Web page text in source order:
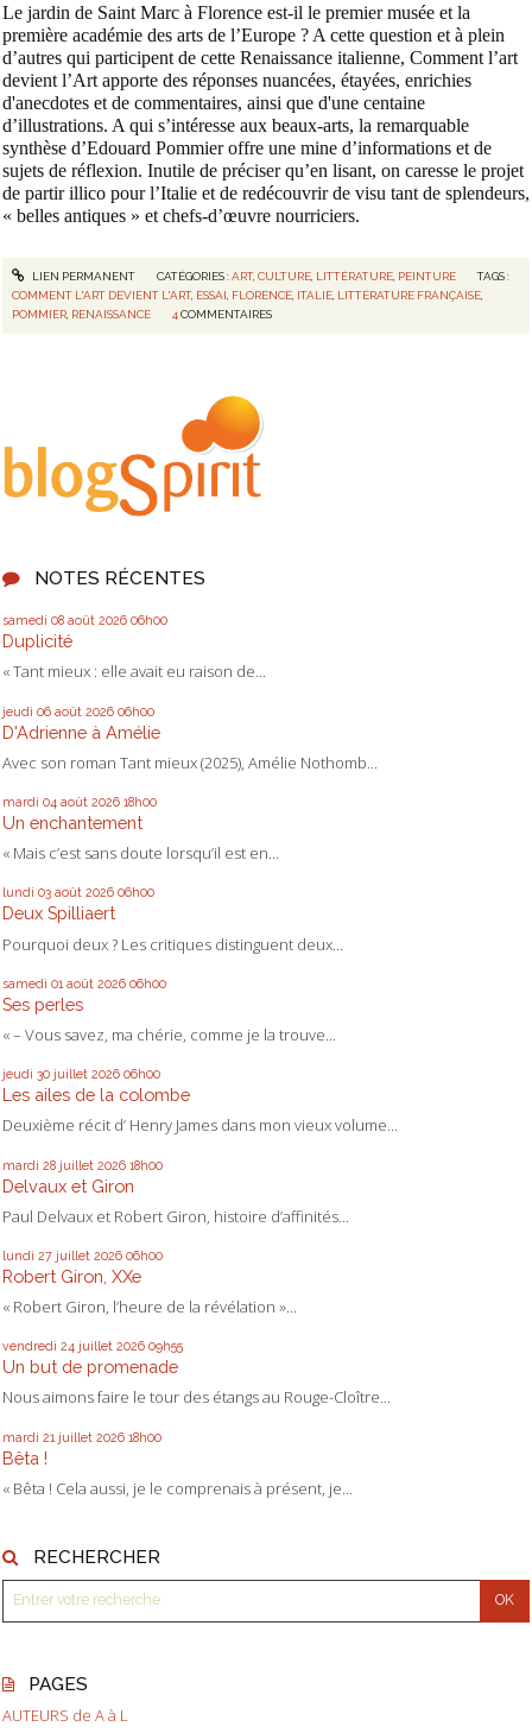
NOTES RÉCENTES
samedi 08 août 2026 06h00
Duplicité
« Tant mieux : elle avait eu raison de...
jeudi 06 août 2026 06h00
D'Adrienne à Amélie
Avec son roman Tant mieux (2025), Amélie Nothomb...
mardi 04 août 2026 18h00
Un enchantement
« Mais c’est sans doute lorsqu’il est en...
lundi 03 août 2026 06h00
Deux Spilliaert
Pourquoi deux ? Les critiques distinguent deux...
samedi 01 août 2026 06h00
Ses perles
« – Vous savez, ma chérie, comme je la trouve...
jeudi 30 juillet 2026 06h00
Les ailes de la colombe
Deuxième récit d’ Henry James dans mon vieux volume...
mardi 28 juillet 2026 18h00
Delvaux et Giron
Paul Delvaux et Robert Giron, histoire d’affinités...
lundi 27 juillet 2026 06h00
Robert Giron, XXe
« Robert Giron, l’heure de la révélation »...
vendredi 24 juillet 2026 09h55
Un but de promenade
Nous aimons faire le tour des étangs au Rouge-Cloître...
mardi 21 juillet 2026 18h00
Bêta !
« Bêta ! Cela aussi, je le comprenais à présent, je...
RECHERCHER
PAGES
AUTEURS de A à L
Le jardin de Saint Marc à Florence est-il le premier musée et la
première académie des arts de l’Europe ? A cette question et à plein
d’autres qui participent de cette Renaissance italienne, Comment l’art
devient l’Art apporte des réponses nuancées, étayées, enrichies
d'anecdotes et de commentaires, ainsi que d'une centaine
d’illustrations. A qui s’intéresse aux beaux-arts, la remarquable
synthèse d’Edouard Pommier offre une mine d’informations et de
sujets de réflexion. Inutile de préciser qu’en lisant, on caresse le projet
de partir illico pour l’Italie et de redécouvrir de visu tant de splendeurs,
« belles antiques » et chefs-d’œuvre nourriciers.
LIEN PERMANENT CATÉGORIES :ART, CULTURE, LITTÉRATURE, PEINTURE
TAGS :
COMMENT L'ART DEVIENT L'ART, ESSAI, FLORENCE, ITALIE, LITTÉRATURE FRANÇAISE,
POMMIER, RENAISSANCE 4 COMMENTAIRES